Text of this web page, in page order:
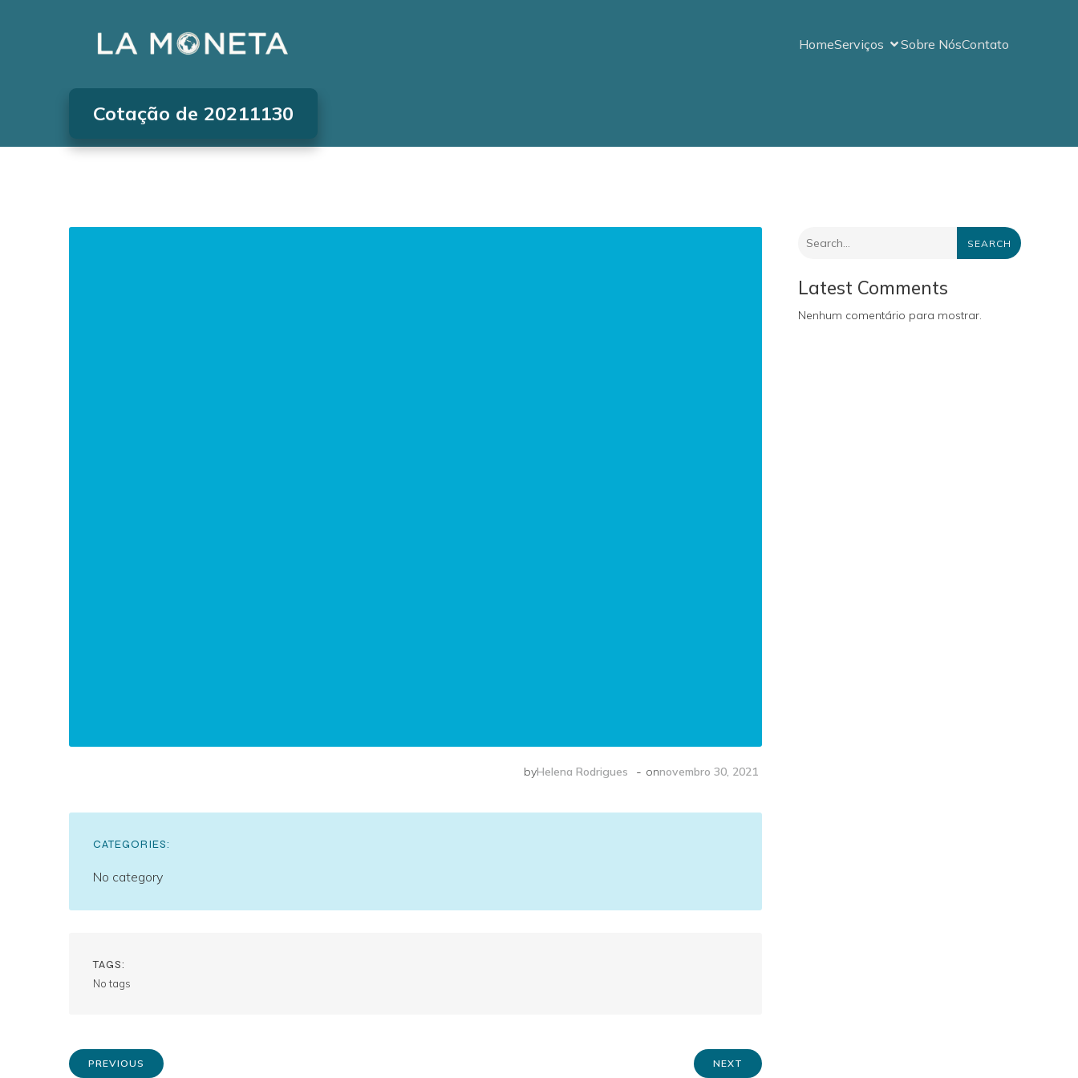
HomeServiços Sobre NósContato
Cotação de 20211130
byHelena Rodrigues - onnovembro 30, 2021
CATEGORIES:
No category
TAGS:
No tags
PREVIOUS NEXT
SEARCH
Latest Comments
Nenhum comentário para mostrar.